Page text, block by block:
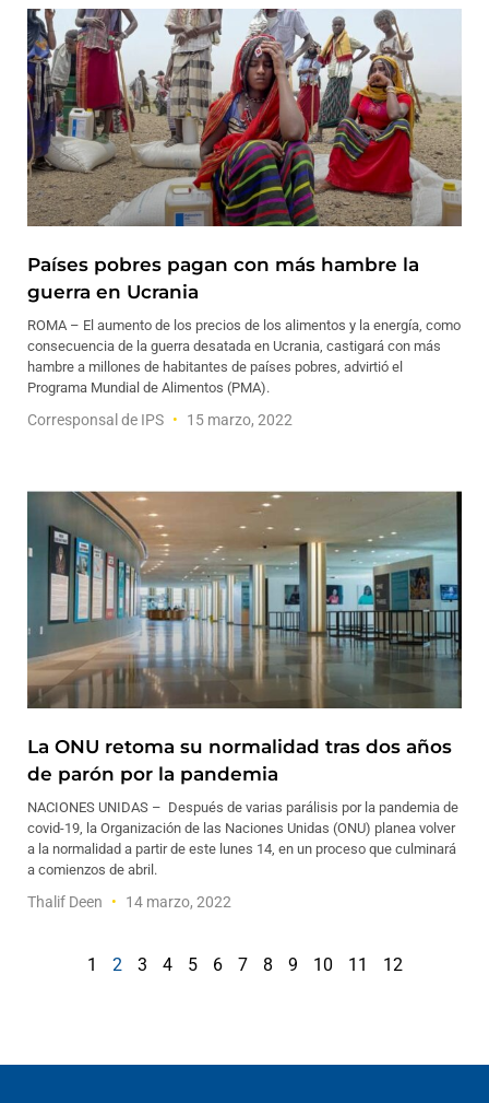
Países pobres pagan con más hambre la
guerra en Ucrania
ROMA – El aumento de los precios de los alimentos y la energía, como
consecuencia de la guerra desatada en Ucrania, castigará con más
hambre a millones de habitantes de países pobres, advirtió el
Programa Mundial de Alimentos (PMA).
Corresponsal de IPS 15 marzo, 2022
La ONU retoma su normalidad tras dos años
de parón por la pandemia
NACIONES UNIDAS – Después de varias parálisis por la pandemia de
covid-19, la Organización de las Naciones Unidas (ONU) planea volver
a la normalidad a partir de este lunes 14, en un proceso que culminará
a comienzos de abril.
Thalif Deen 14 marzo, 2022
1 2 3 4 5 6 7 8 9 10 11 12